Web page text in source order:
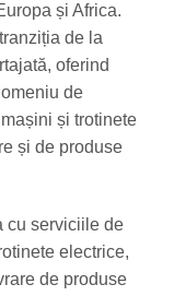
și Africa.
de la
oferind
de
și trotinete
și de produse
cu serviciile de
electrice,
de produse